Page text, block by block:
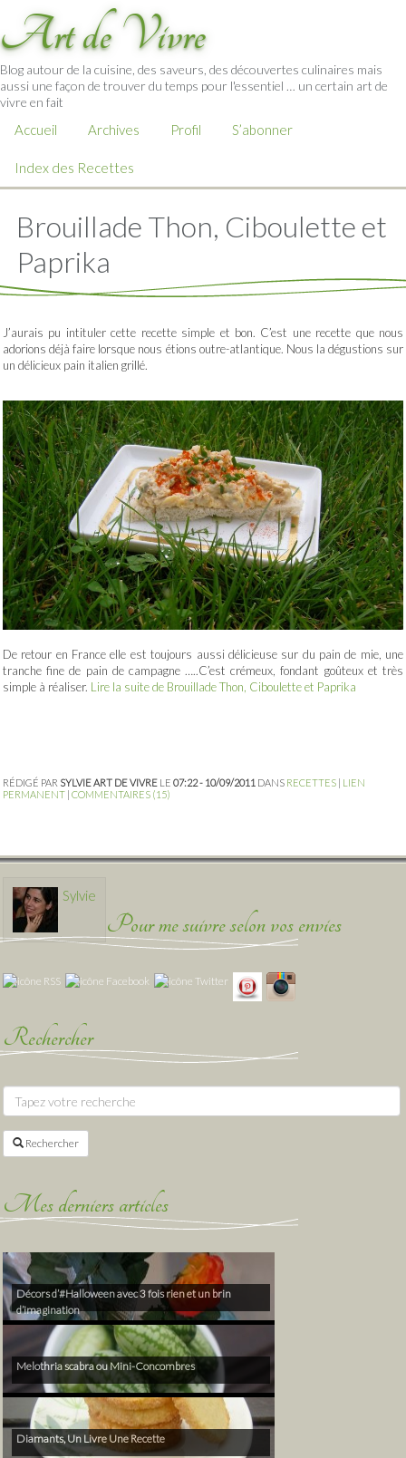
Art de Vivre
Blog autour de la cuisine, des saveurs, des découvertes culinaires mais
aussi une façon de trouver du temps pour l'essentiel … un certain art de
vivre en fait
Accueil Archives Profil S’abonner
Index des Recettes
Brouillade Thon, Ciboulette et
Paprika
J’aurais pu intituler cette recette simple et bon. C’est une recette que nous
adorions déjà faire lorsque nous étions outre-atlantique. Nous la dégustions sur
un délicieux pain italien grillé.
De retour en France elle est toujours aussi délicieuse sur du pain de mie, une
tranche fine de pain de campagne …..C’est crémeux, fondant goûteux et très
simple à réaliser. Lire la suite de Brouillade Thon, Ciboulette et Paprika
RÉDIGÉ PAR SYLVIE ART DE VIVRE LE 07:22 - 10/09/2011 DANS RECETTES | LIEN
PERMANENT | COMMENTAIRES (15)
Sylvie
Pour me suivre selon vos envies
Rechercher
Rechercher
Mes derniers articles
Décors d’#Halloween avec 3 fois rien et un brin
d’imagination
Melothria scabra ou Mini-Concombres
Diamants, Un Livre Une Recette